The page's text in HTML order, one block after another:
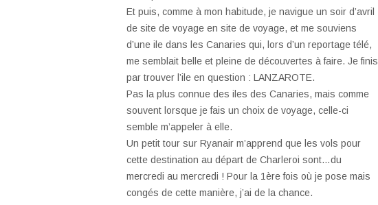
Et puis, comme à mon habitude, je navigue un soir d’avril
de site de voyage en site de voyage, et me souviens
d’une ile dans les Canaries qui, lors d’un reportage télé,
me semblait belle et pleine de découvertes à faire. Je finis
par trouver l’ile en question : LANZAROTE.
Pas la plus connue des iles des Canaries, mais comme
souvent lorsque je fais un choix de voyage, celle-ci
semble m’appeler à elle.
Un petit tour sur Ryanair m’apprend que les vols pour
cette destination au départ de Charleroi sont…du
mercredi au mercredi ! Pour la 1ère fois où je pose mais
congés de cette manière, j’ai de la chance.